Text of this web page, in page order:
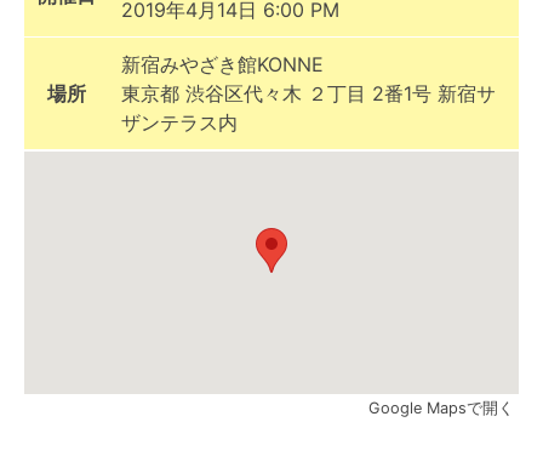
2019年4月14日 6:00 PM
場所
新宿みやざき館KONNE
東京都 渋谷区代々木 ２丁目 2番1号 新宿サ
ザンテラス内
Google Mapsで開く